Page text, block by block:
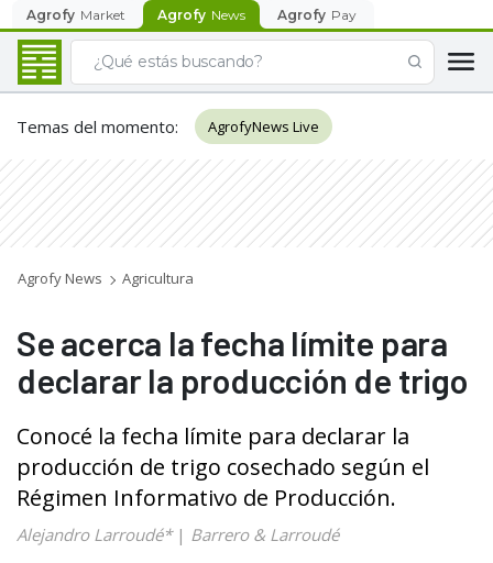
Agrofy Market Agrofy News Agrofy Pay
Temas del momento: AgrofyNews Live
Agrofy News Agricultura
Se acerca la fecha límite para
declarar la producción de trigo
Conocé la fecha límite para declarar la
producción de trigo cosechado según el
Régimen Informativo de Producción.
Alejandro Larroudé*| Barrero & Larroudé